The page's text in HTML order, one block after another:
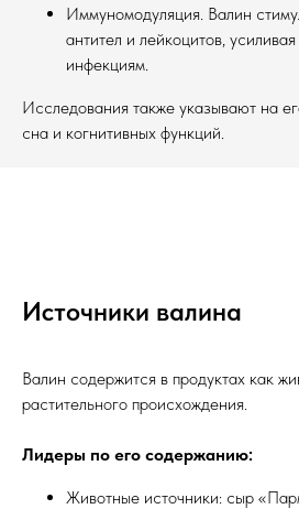
Иммуномодуляция. Валин
антител и лейкоцитов,
инфекциям.
Исследования также указывают на
сна и когнитивных функций.
Источники валина
Валин содержится в продуктах как
растительного происхождения.
Лидеры по его содержанию:
Животные источники: сыр